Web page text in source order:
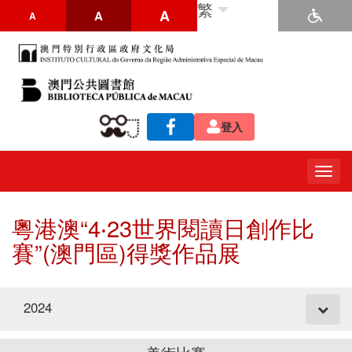
A A A 繁
登入
粵港澳“4‧23世界閱讀日創作比
賽”(澳門區)得獎作品展
2024